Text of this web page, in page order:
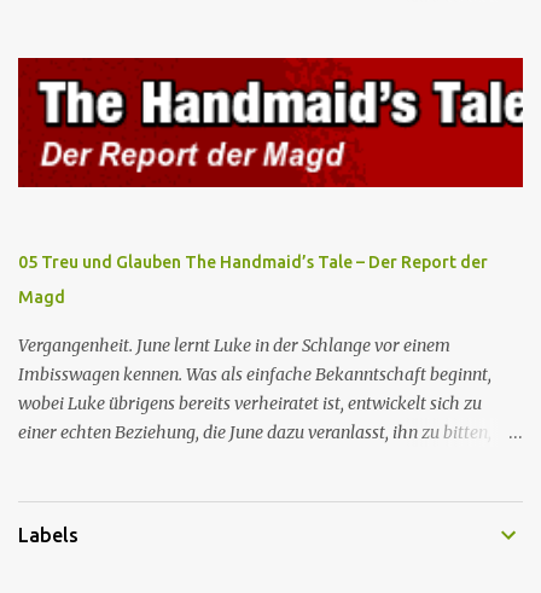
Elisabeth sie mit der Peitsche bestraft. Gegenwart. June ist seit
dreizehn Tagen in ihrem Zimmer eingesperrt und entdeckt im
Kleiderschrank die Inschrift „Nolite te bastardes carborundorum”,
die wahrscheinlich von der Magd Difred hinterlassen wurde, die
vor ihr dort war. In Erwartung der Zeremonie bringt Serena June
Fred unfruchtbar ist und nur sie für eine ausbleibende
Schwangerschaft verantwortlich gemacht würde. June lehnt ab,
auch wenn dies das Scheitern der Zeremonie bedeutet. Während
des versprochenen Scrabble-Spiels fragt June Fred nach der
Bedeutung des lat...
05 Treu und Glauben The Handmaid’s Tale – Der Report der
Magd
Vergangenheit. June lernt Luke in der Schlange vor einem
Imbisswagen kennen. Was als einfache Bekanntschaft beginnt,
wobei Luke übrigens bereits verheiratet ist, entwickelt sich zu
einer echten Beziehung, die June dazu veranlasst, ihn zu bitten,
aus dem Exil zurückgekehrt ist und nun die Magd Distephen ist.
Labels